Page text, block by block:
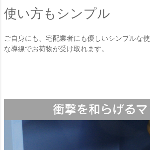
使い方もシンプル
ご自身にも、宅配業者にも優しいシンプルな
な導線でお荷物が受け取れます。